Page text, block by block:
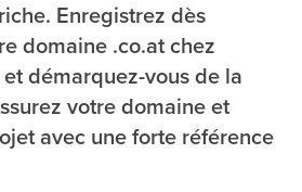
Enregistrez dès
domaine .co.at chez
et démarquez-vous de la
votre domaine et
avec une forte référence